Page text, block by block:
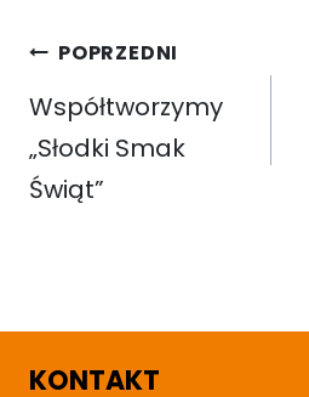
Nawigacja
wpisu
POPRZEDNI
Współtworzymy
„Słodki Smak
Świąt”
KONTAKT